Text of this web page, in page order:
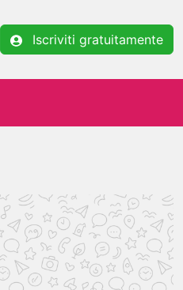
Iscriviti gratuitamente